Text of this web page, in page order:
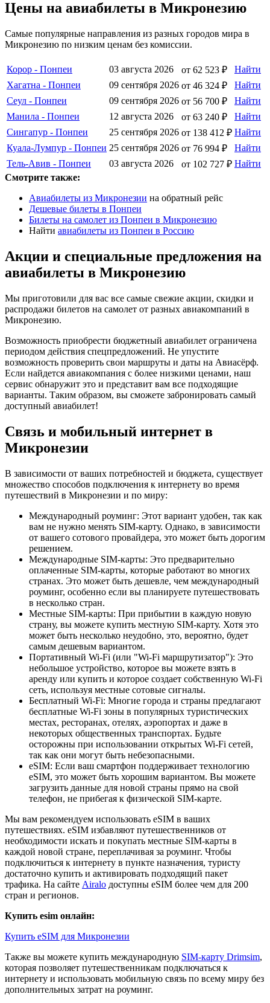
Цены на авиабилеты в Микронезию
Самые популярные направления из разных городов мира в
Микронезию по низким ценам без комиссии.
Корор - Понпеи 03 августа 2026 от 62 523 ₽
Найти
Хагатна - Понпеи
09 сентября 2026 от 46 324 ₽
Найти
Сеул - Понпеи
09 сентября 2026 от 56 700 ₽
Найти
Манила - Понпеи
12 августа 2026 от 63 240 ₽
Найти
Сингапур - Понпеи
25 сентября 2026 от 138 412 ₽ Найти
Куала-Лумпур - Понпеи 25 сентября 2026 от 76 994 ₽
Найти
Тель-Авив - Понпеи
03 августа 2026 от 102 727 ₽ Найти
Смотрите также:
Авиабилеты из Микронезии на обратный рейс
Дешевые билеты в Понпеи
Билеты на самолет из Понпеи в Микронезию
Найти авиабилеты из Понпеи в Россию
Акции и специальные предложения на
авиабилеты в Микронезию
Мы приготовили для вас все самые свежие акции, скидки и
распродажи билетов на самолет от разных авиакомпаний в
Микронезию.
Возможность приобрести бюджетный авиабилет ограничена
периодом действия спецпредложений. Не упустите
возможность проверить свои маршруты и даты на Авиасёрф.
Если найдется авиакомпания с более низкими ценами, наш
сервис обнаружит это и представит вам все подходящие
варианты. Таким образом, вы сможете забронировать самый
доступный авиабилет!
Связь и мобильный интернет в
Микронезии
В зависимости от ваших потребностей и бюджета, существует
множество способов подключения к интернету во время
путешествий в Микронезии и по миру:
Международный роуминг: Этот вариант удобен, так как
вам не нужно менять SIM-карту. Однако, в зависимости
от вашего сотового провайдера, это может быть дорогим
решением.
Международные SIM-карты: Это предварительно
оплаченные SIM-карты, которые работают во многих
странах. Это может быть дешевле, чем международный
роуминг, особенно если вы планируете путешествовать
в несколько стран.
Местные SIM-карты: При прибытии в каждую новую
страну, вы можете купить местную SIM-карту. Хотя это
может быть несколько неудобно, это, вероятно, будет
самым дешевым вариантом.
Портативный Wi-Fi (или "Wi-Fi маршрутизатор"): Это
небольшое устройство, которое вы можете взять в
аренду или купить и которое создает собственную Wi-Fi
сеть, используя местные сотовые сигналы.
Бесплатный Wi-Fi: Многие города и страны предлагают
бесплатные Wi-Fi зоны в популярных туристических
местах, ресторанах, отелях, аэропортах и даже в
некоторых общественных транспортах. Будьте
осторожны при использовании открытых Wi-Fi сетей,
так как они могут быть небезопасными.
eSIM: Если ваш смартфон поддерживает технологию
eSIM, это может быть хорошим вариантом. Вы можете
загрузить данные для новой страны прямо на свой
телефон, не прибегая к физической SIM-карте.
Мы вам рекомендуем использовать eSIM в ваших
путешествиях. eSIM избавляют путешественников от
необходимости искать и покупать местные SIM-карты в
каждой новой стране, переплачивая за роуминг. Чтобы
подключиться к интернету в пункте назначения, туристу
достаточно купить и активировать подходящий пакет
трафика. На сайте Airalo доступны eSIM более чем для 200
стран и регионов.
Купить esim онлайн:
Купить eSIM для Микронезии
Также вы можете купить международную SIM-карту Drimsim,
которая позволяет путешественникам подключаться к
интернету и использовать мобильную связь по всему миру без
дополнительных затрат на роуминг.